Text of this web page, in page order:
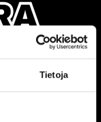
Tietoja